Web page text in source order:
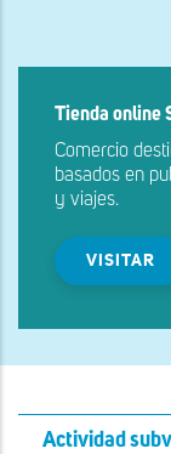
Tienda online
Comercio
basados en
y viajes.
VISITAR
Actividad